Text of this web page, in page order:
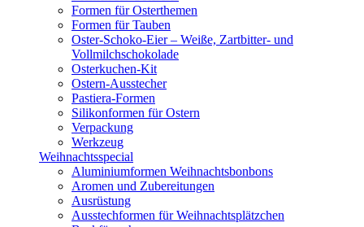
Formen für Osterthemen
Formen für Tauben
Oster-Schoko-Eier – Weiße, Zartbitter- und
Vollmilchschokolade
Osterkuchen-Kit
Ostern-Ausstecher
Pastiera-Formen
Silikonformen für Ostern
Verpackung
Werkzeug
Weihnachtsspecial
Aluminiumformen Weihnachtsbonbons
Aromen und Zubereitungen
Ausrüstung
Ausstechformen für Weihnachtsplätzchen